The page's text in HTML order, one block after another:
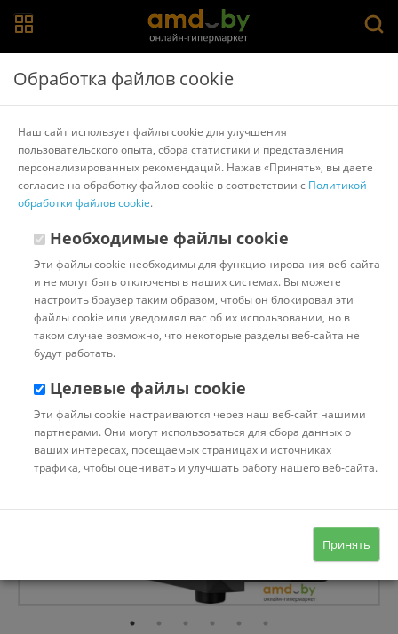
Главная > Каталог товаров Компьютеры
Другие товары Z-Tech
Обработка файлов cookie
Наш сайт использует файлы cookie для улучшения
пользовательского опыта, сбора статистики и представления
персонализированных рекомендаций. Нажав «Принять», вы даете
согласие на обработку файлов cookie в соответствии с Политикой
обработки файлов cookie.
Необходимые файлы cookie
Эти файлы cookie необходимы для функционирования веб-сайта
и не могут быть отключены в наших системах. Вы можете
настроить браузер таким образом, чтобы он блокировал эти
файлы cookie или уведомлял вас об их использовании, но в
таком случае возможно, что некоторые разделы веб-сайта не
будут работать.
Целевые файлы cookie
Эти файлы cookie настраиваются через наш веб-сайт нашими
партнерами. Они могут использоваться для сбора данных о
ваших интересах, посещаемых страницах и источниках
трафика, чтобы оценивать и улучшать работу нашего веб-сайта.
Принять